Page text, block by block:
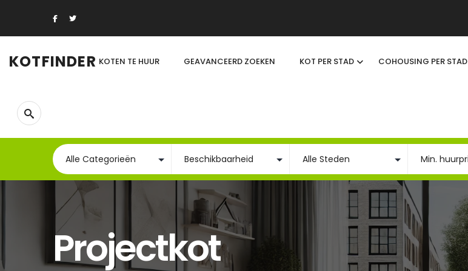
KOTFINDER KOTEN TE HUUR GEAVANCEERD ZOEKEN KOT PER STAD COHOUSING PER STAD
Projectkot